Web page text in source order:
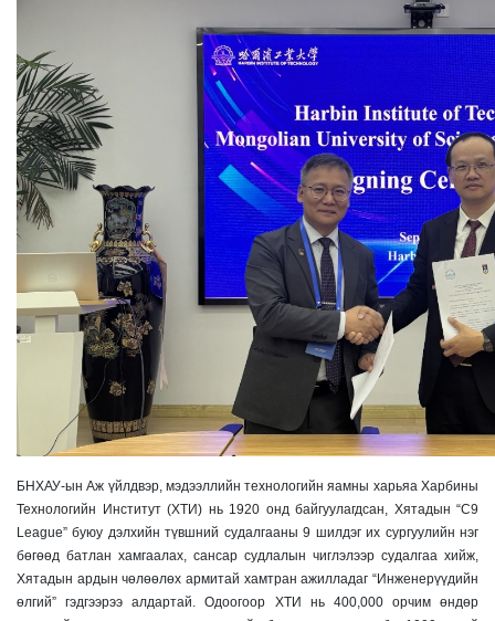
БНХАУ-ын Аж үйлдвэр, мэдээллийн технологийн яамны харьяа Харбины
Технологийн Институт (ХТИ) нь 1920 онд байгуулагдсан, Хятадын “C9
League” буюу дэлхийн түвшний судалгааны 9 шилдэг их сургуулийн нэг
бөгөөд батлан хамгаалах, сансар судлалын чиглэлээр судалгаа хийж,
Хятадын ардын чөлөөлөх армитай хамтран ажилладаг “Инженерүүдийн
өлгий” гэдгээрээ алдартай. Одоогоор ХТИ нь 400,000 орчим өндөр